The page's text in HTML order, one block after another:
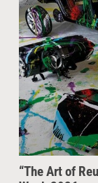
“The Art of